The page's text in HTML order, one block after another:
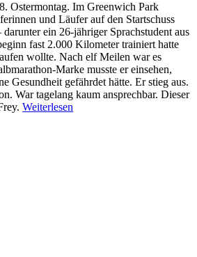
Ostermontag. Im Greenwich Park
und Läufer auf den Startschuss
ein 26-jähriger Sprachstudent aus
fast 2.000 Kilometer trainiert hatte
wollte. Nach elf Meilen war es
Marke musste er einsehen,
Gesundheit gefährdet hätte. Er stieg aus.
War tagelang kaum ansprechbar. Dieser
Weiterlesen